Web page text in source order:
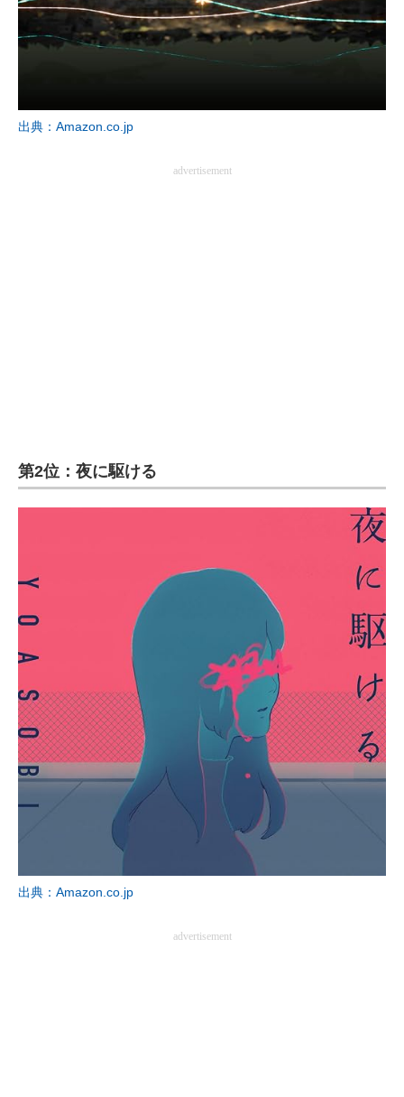
マーケ×ITの今がよく分かる
企業向けIT製品の総合サイト
出典：Amazon.co.jp
advertisement
第2位：夜に駆ける
出典：Amazon.co.jp
advertisement